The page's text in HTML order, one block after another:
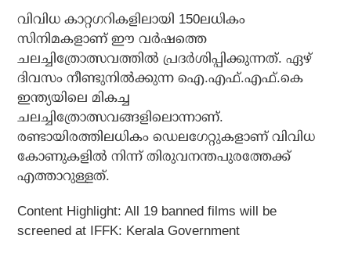
വിവിധ കാറ്റഗറികളിലായി 150ലധികം
സിനിമകളാണ് ഈ വര്‍ഷത്തെ
ചലച്ചിത്രോത്സവത്തില്‍ പ്രദര്‍ശിപ്പിക്കുന്നത്. ഏഴ്
ദിവസം നീണ്ടുനില്‍ക്കുന്ന ഐ.എഫ്.എഫ്.കെ
ഇന്ത്യയിലെ മികച്ച
ചലച്ചിത്രോത്സവങ്ങളിലൊന്നാണ്.
രണ്ടായിരത്തിലധികം ഡെലഗേറ്റുകളാണ് വിവിധ
കോണുകളില്‍ നിന്ന് തിരുവനന്തപുരത്തേക്ക്
എത്താറുള്ളത്.
Content Highlight: All 19 banned films will be
screened at IFFK: Kerala Government